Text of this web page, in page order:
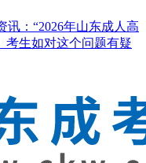
讯：“2026年山东成人高
考生如对这个问题有疑